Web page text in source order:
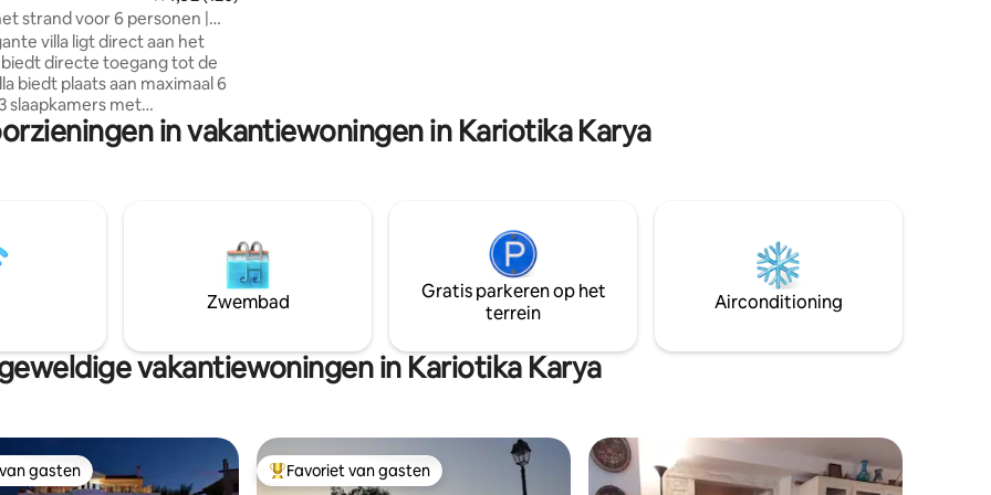
strand voor 6 personen |
en uitzicht op zee
villa ligt direct aan het
directe toegang tot de
biedt plaats aan maximaal 6
slaapkamers met
airconditioning en beschikt
gerenoveerde badkamers
aan zee op twee balkons.
overdekte
voor 2 auto's en
Minimumverblijf: 5 nachten.
in vakantiewoningen in Kariotika Karya
Zwembad
Gratis parkeren op het
terrein
Airconditioning
vakantiewoningen in Kariotika Karya
gasten
gasten Topfavoriet van gasten
Favoriet van gasten